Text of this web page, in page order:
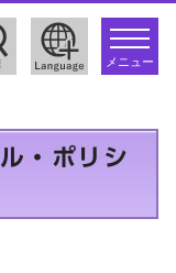
toggle
メニュー
・ポリシ